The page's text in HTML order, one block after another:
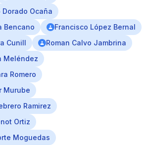
Ocaña
Bencano
Francisco López Bernal
Cunill
Roman Calvo Jambrina
Meléndez
Romero
Murube
Ramirez
Ortiz
Moguedas